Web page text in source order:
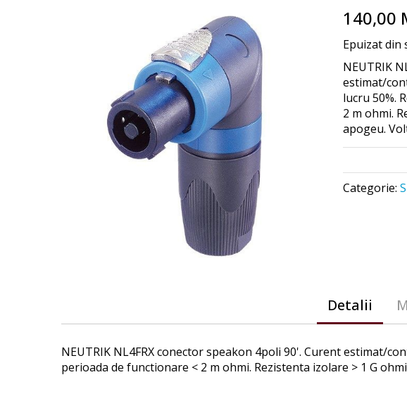
beginning
the
images
140,00
Epuizat din
NEUTRIK
estimat/
lucru 50%.
2 m ohmi.
apogeu.
Categorie:
Detalii
NEUTRIK NL4FRX conector speakon 4poli 90'. Curent estimat/
perioada de functionare < 2 m ohmi. Rezistenta izolare > 1 G